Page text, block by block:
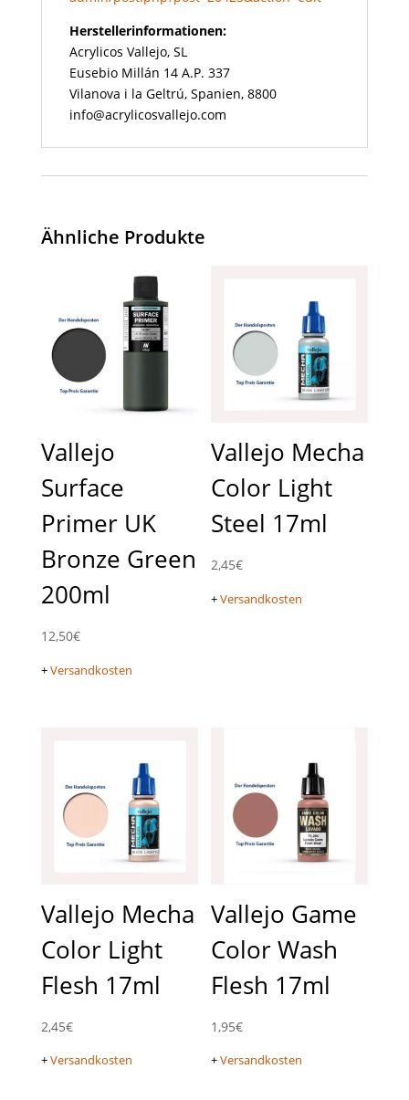
Herstellerinformationen:
Acrylicos Vallejo, SL
Eusebio Millán 14 A.P. 337
Vilanova i la Geltrú, Spanien, 8800
info@acrylicosvallejo.com
Ähnliche Produkte
Vallejo
Surface
Primer UK
Bronze Green
200ml
12,50€
+Versandkosten
Vallejo Mecha
Color Light
Steel 17ml
2,45€
+Versandkosten
Vallejo Mecha
Color Light
Flesh 17ml
2,45€
+Versandkosten
Vallejo Game
Color Wash
Flesh 17ml
1,95€
+Versandkosten